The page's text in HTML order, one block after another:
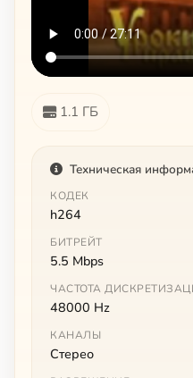
1.1 ГБ
Техническая
КОДЕК
h264
БИТРЕЙТ
5.5 Mbps
ЧАСТОТА
48000 Hz
КАНАЛЫ
Стерео